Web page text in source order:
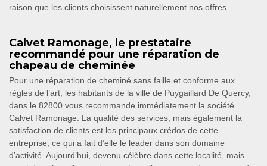
raison que les clients choisissent naturellement nos offres.
Calvet Ramonage, le prestataire
recommandé pour une réparation de
chapeau de cheminée
Pour une réparation de cheminé sans faille et conforme aux
règles de l’art, les habitants de la ville de Puygaillard De Quercy,
dans le 82800 vous recommande immédiatement la société
Calvet Ramonage. La qualité des services, mais également la
satisfaction de clients est les principaux crédos de cette
entreprise, ce qui a fait d’elle le leader dans son domaine
d’activité. Aujourd’hui, devenu célèbre dans cette localité, mais